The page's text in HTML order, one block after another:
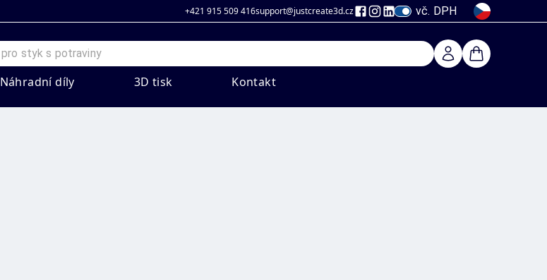
+421 915 509 416support@justcreate3d.cz vč. DPH
Náhradní díly 3D tisk Kontakt